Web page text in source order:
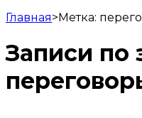
Главная>Метка:
Записи по